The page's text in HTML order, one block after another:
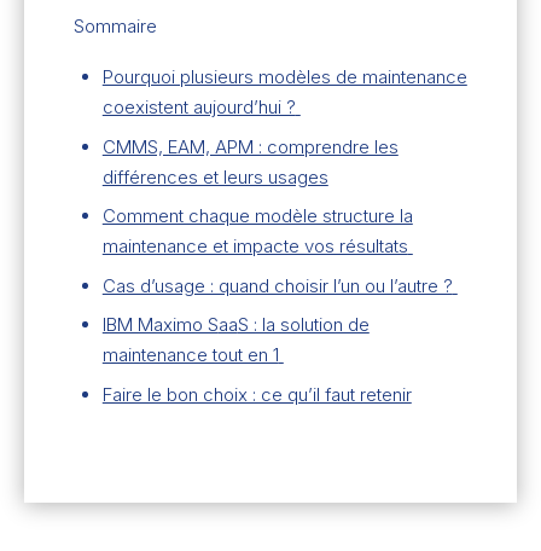
Sommaire
Pourquoi plusieurs modèles de maintenance
coexistent aujourd’hui ?
CMMS, EAM, APM : comprendre les
différences et leurs usages
Comment chaque modèle structure la
maintenance et impacte vos résultats
Cas d’usage : quand choisir l’un ou l’autre ?
IBM Maximo SaaS : la solution de
maintenance tout en 1
Faire le bon choix : ce qu’il faut retenir